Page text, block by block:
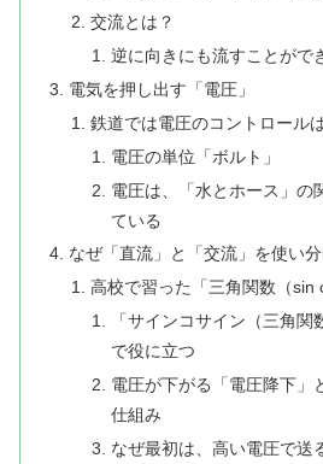
交流とは？
逆に向きにも流すことがで
電気を押し出す「電圧」
鉄道では電圧のコントロール
電圧の単位「ボルト」
電圧は、「水とホース」の
ている
なぜ「直流」と「交流」を使い
高校で習った「三角関数（sin
「サインコサイン（三角関
で役に立つ
電圧が下がる「電圧降下」
仕組み
なぜ最初は、高い電圧で送